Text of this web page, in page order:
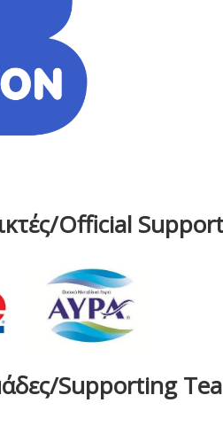
Official
Supporting